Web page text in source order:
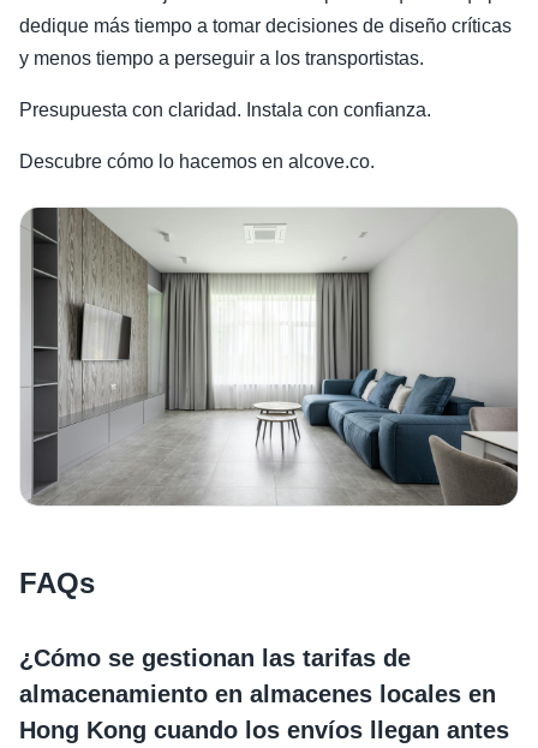
dedique más tiempo a tomar decisiones de diseño críticas
y menos tiempo a perseguir a los transportistas.
Presupuesta con claridad. Instala con confianza.
Descubre cómo lo hacemos en alcove.co.
FAQs
¿Cómo se gestionan las tarifas de
almacenamiento en almacenes locales en
Hong Kong cuando los envíos llegan antes